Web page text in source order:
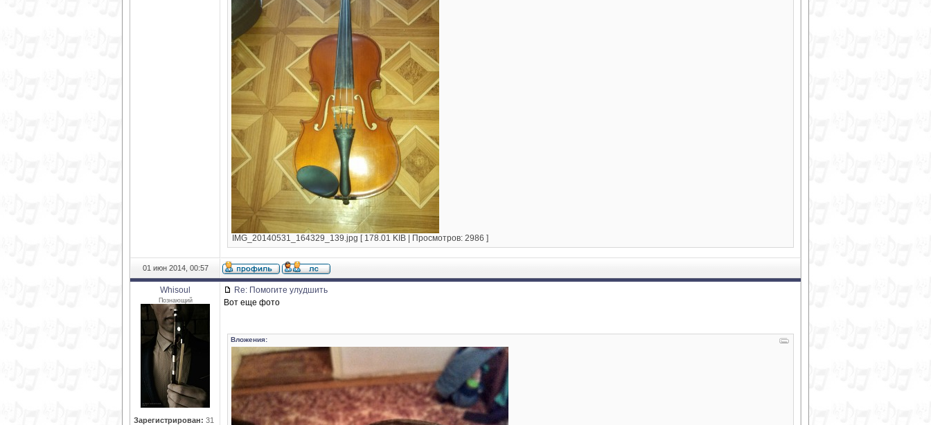
IMG_20140531_164329_139.jpg [ 178.01 KIB | Просмотров: 2986 ]
01 июн 2014, 00:57
Whisoul
Познающий
Зарегистрирован: 31
Re: Помогите улудшить
Вот еще фото
Вложения: